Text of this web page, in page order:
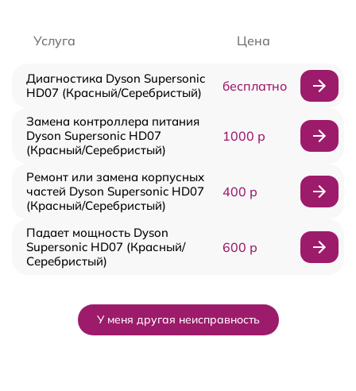
Услуга Цена
Диагностика Dyson Supersonic
HD07 (Красный/Серебристый)
бесплатно
Замена контроллера питания
Dyson Supersonic HD07
(Красный/Серебристый)
1000 р
Ремонт или замена корпусных
частей Dyson Supersonic HD07
(Красный/Серебристый)
400 р
Падает мощность Dyson
Supersonic HD07 (Красный/
Серебристый)
600 р
У меня другая неисправность